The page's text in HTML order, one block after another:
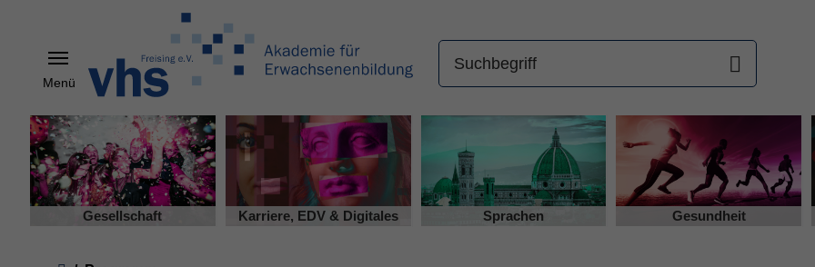
Menü
Gesellschaft Karriere, EDV & Digitales Sprachen Gesundheit